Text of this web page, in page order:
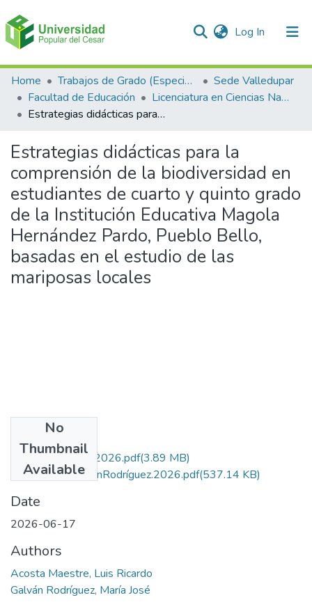
Log In (current)
Communities & Collections
All of DSpace
Home Trabajos de Grado (Especializaciones y Pregrados)
Sede Valledupar
Facultad de Educación
Licenciatura en Ciencias Naturales y Educación Ambiental.
Estrategias didácticas para la comprensión de la biodiversidad en estudiantes de cuarto y quinto grado de la Institución Educativa Magola Hernández Pardo, Pueblo Bello, basadas en el estudio de las mariposas locales
Estrategias didácticas para la
comprensión de la biodiversidad en
estudiantes de cuarto y quinto grado
de la Institución Educativa Magola
Hernández Pardo, Pueblo Bello,
basadas en el estudio de las
mariposas locales
No
Thumbnail
Available
GalvanRodríguez.2026.pdf(3.89 MB)
AutorizaciónGalvanRodríguez.2026.pdf(537.14 KB)
Date
2026-06-17
Authors
Acosta Maestre, Luis Ricardo
Galván Rodríguez, María José